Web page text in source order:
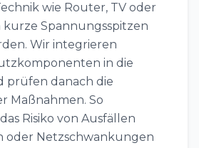
wie Router, TV oder
kurze Spannungsspitzen
Wir integrieren
in die
prüfen danach die
Maßnahmen. So
Risiko von Ausfällen
oder Netzschwankungen